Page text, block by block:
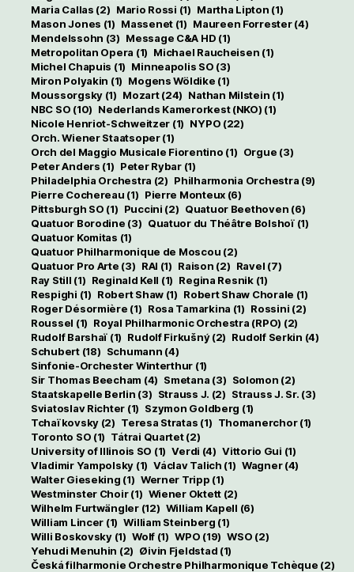
Maria Callas (2) Mario Rossi (1) Martha Lipton (1)
Mason Jones (1) Massenet(1) Maureen Forrester(4)
Mendelssohn (3) Message C&A HD (1)
Metropolitan Opera (1) Michael Raucheisen (1)
Michel Chapuis (1) Minneapolis SO (3)
Miron Polyakin (1) Mogens Wöldike (1)
Moussorgsky(1) Mozart(24) Nathan Milstein (1)
NBC SO (10) Nederlands Kamerorkest (NKO) (1)
Nicole Henriot-Schweitzer (1) NYPO (22)
Orch. Wiener Staatsoper(1)
Orch del Maggio Musicale Fiorentino (1) Orgue (3)
Peter Anders (1) Peter Rybar(1)
Philadelphia Orchestra (2) Philharmonia Orchestra (9)
Pierre Cochereau (1) Pierre Monteux (6)
Pittsburgh SO (1) Puccini (2) Quatuor Beethoven (6)
Quatuor Borodine (3) Quatuor du Théâtre Bolshoï(1)
Quatuor Komitas (1)
Quatuor Philharmonique de Moscou (2)
Quatuor Pro Arte (3) RAI (1) Raison (2) Ravel (7)
Ray Still (1) Reginald Kell (1) Regina Resnik(1)
Respighi (1) Robert Shaw(1) Robert Shaw Chorale (1)
Roger Désormière (1) Rosa Tamarkina (1) Rossini (2)
Roussel (1) Royal Philharmonic Orchestra (RPO) (2)
Rudolf Barshaï (1) Rudolf Firkušný(2) Rudolf Serkin (4)
Schubert(18) Schumann (4)
Sinfonie-Orchester Winterthur (1)
Sir Thomas Beecham (4) Smetana (3) Solomon (2)
Staatskapelle Berlin (3) Strauss J. (2) Strauss J. Sr. (3)
Sviatoslav Richter (1) Szymon Goldberg (1)
Tchaïkovsky(2) Teresa Stratas (1) Thomanerchor(1)
Toronto SO (1) Tátrai Quartet(2)
University of Illinois SO (1) Verdi (4) Vittorio Gui (1)
Vladimir Yampolsky (1) Václav Talich (1) Wagner(4)
Walter Gieseking (1) Werner Tripp (1)
Westminster Choir(1) Wiener Oktett (2)
Wilhelm Furtwängler(12) William Kapell (6)
William Lincer (1) William Steinberg (1)
Willi Boskovsky(1) Wolf(1) WPO (19) WSO (2)
Yehudi Menuhin (2) Øivin Fjeldstad (1)
Česká filharmonie Orchestre Philharmonique Tchèque (2)